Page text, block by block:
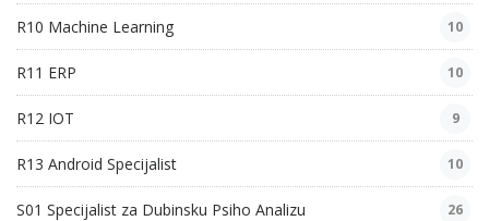
R10 Machine Learning 10
R11 ERP 10
R12 IOT 9
R13 Android Specijalist 10
S01 Specijalist za Dubinsku Psiho Analizu 26